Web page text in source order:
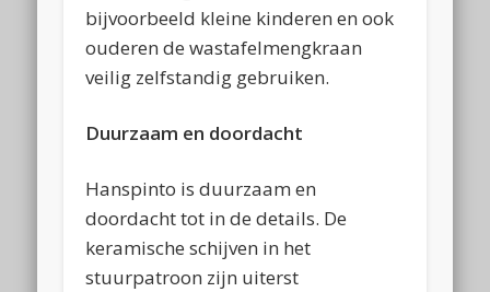
bijvoorbeeld kleine kinderen en ook
ouderen de wastafelmengkraan
veilig zelfstandig gebruiken.
Duurzaam en doordacht
Hanspinto is duurzaam en
doordacht tot in de details. De
keramische schijven in het
stuurpatroon zijn uiterst